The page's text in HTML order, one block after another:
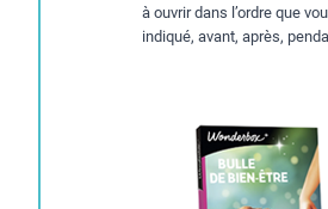
à ouvrir dans l’ordre que
indiqué, avant, après,